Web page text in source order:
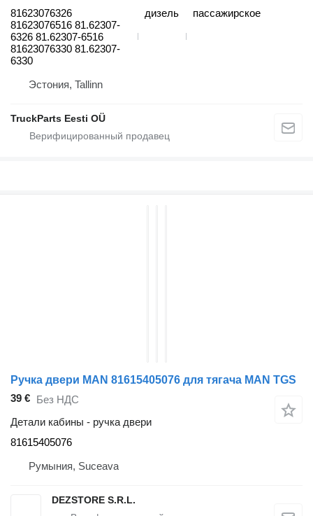
81623076326
81623076516 81.62307-
6326 81.62307-6516
81623076330 81.62307-
6330
дизель пассажирское
Эстония, Tallinn
TruckParts Eesti OÜ
Ручка двери MAN 81615405076 для тягача MAN TGS
39 € Без НДС
Детали кабины - ручка двери
81615405076
Румыния, Suceava
DEZSTORE S.R.L.